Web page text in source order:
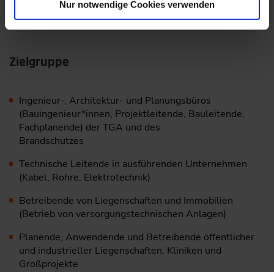
Nur notwendige Cookies verwenden
Zielgruppe
Ingenieur-, Architektur- und Planungsbüros
(Bauingenieur*innen, Projektleitende, Bauleitende,
Fachplanende) der TGA und des
Brandschutzes
Technische Leitende in ausführenden Unternehmen
(Kabel, Rohre, Elektrotechnik)
Betreibende von Liegenschaften und Immobilien
(Betrieb von versorgungstechnischen Anlagen)
Planende, Anwendende und Betreibende öffentlicher
und industrieller Liegenschaften, Kliniken und
Großprojekte